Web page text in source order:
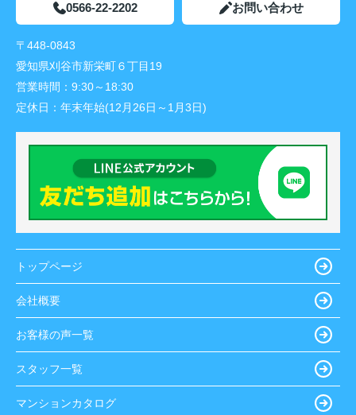
0566-22-2202 お問い合わせ
〒448-0843
愛知県刈谷市新栄町６丁目19
営業時間： 9:30～18:30
定休日： 年末年始(12月26日～1月3日)
トップページ
会社概要
お客様の声一覧
スタッフ一覧
マンションカタログ